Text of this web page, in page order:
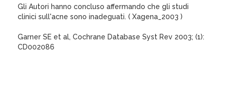
Gli Autori hanno concluso affermando che gli studi
clinici sull'acne sono inadeguati. ( Xagena_2003 )
Garner SE et al, Cochrane Database Syst Rev 2003; (1):
CD002086